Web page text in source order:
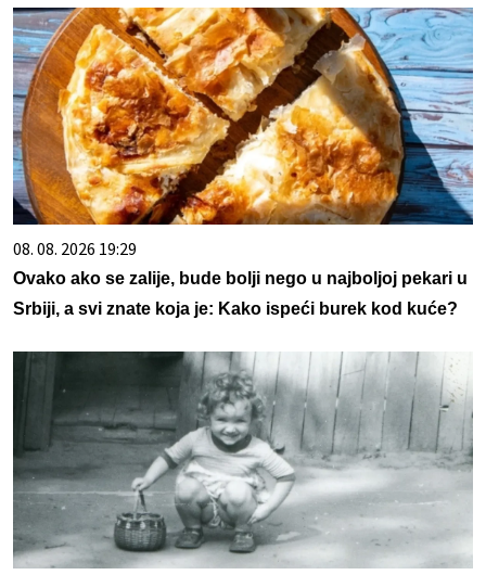
08. 08. 2026 19:29
Ovako ako se zalije, bude bolji nego u najboljoj pekari u
Srbiji, a svi znate koja je: Kako ispeći burek kod kuće?